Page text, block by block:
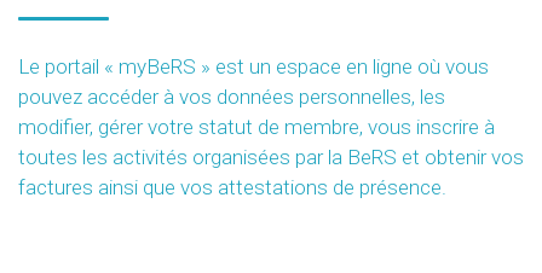
Le portail « myBeRS » est un espace en ligne où vous
pouvez accéder à vos données personnelles, les
modifier, gérer votre statut de membre, vous inscrire à
toutes les activités organisées par la BeRS et obtenir vos
factures ainsi que vos attestations de présence.